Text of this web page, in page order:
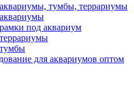
тумбы, террариумы
под аквариум
для аквариумов оптом